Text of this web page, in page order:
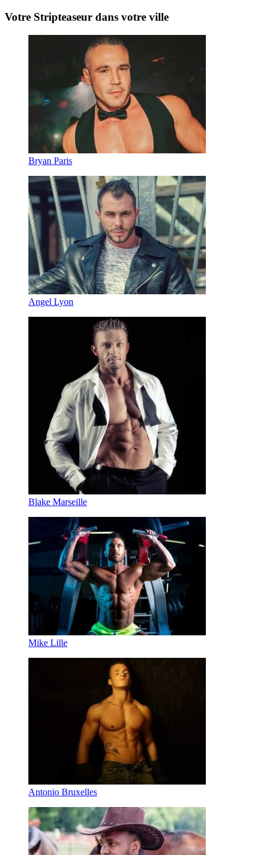
Votre Stripteaseur dans votre ville
Bryan Paris
Angel Lyon
Blake Marseille
Mike Lille
Antonio Bruxelles